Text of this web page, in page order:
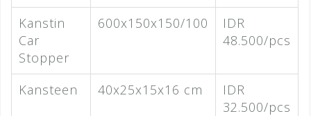
Kanstin
Car
Stopper
600x150x150/100
IDR
48.500/pcs
Kansteen 40x25x15x16 cm
IDR
32.500/pcs